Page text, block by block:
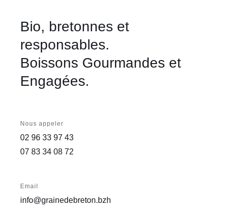
Bio, bretonnes et
responsables.
Boissons Gourmandes et
Engagées.
Nous appeler
02 96 33 97 43
07 83 34 08 72
Email
info@grainedebreton.bzh